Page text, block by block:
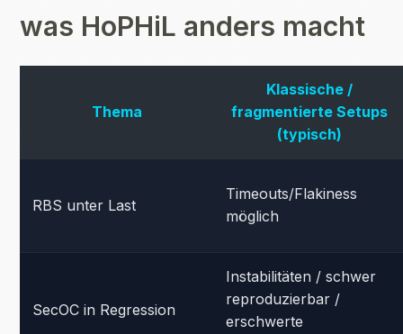
was HoPHiL anders macht
Thema
Klassische /
fragmentierte Setups
(typisch)
RBS unter Last
Timeouts/Flakiness
möglich
SecOC in Regression
Instabilitäten / schwer
reproduzierbar /
erschwerte